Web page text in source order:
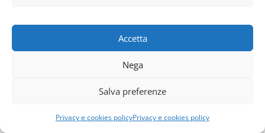
Accetta
Nega
Salva preferenze
Privacy e cookies policyPrivacy e cookies policy